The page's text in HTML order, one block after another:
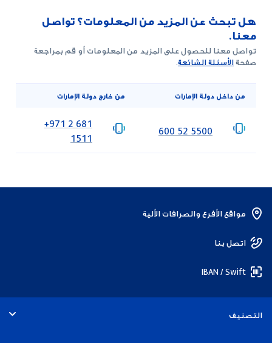
هل تبحث عن المزيد من المعلومات؟ تواصل
معنا.
تواصل معنا للحصول على المزيد من المعلومات أو قم بمراجعة
صفحةالأسئلة الشائعة.
من داخل دولة الإمارات من خارج دولة الإمارات
‎600 52 5500
‎+971 2 681
1511
مواقع الأفرع والصرافات الألية
اتصل بنا
IBAN / Swift
التصنيف